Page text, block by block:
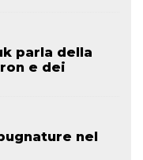
parla della
e dei
nel